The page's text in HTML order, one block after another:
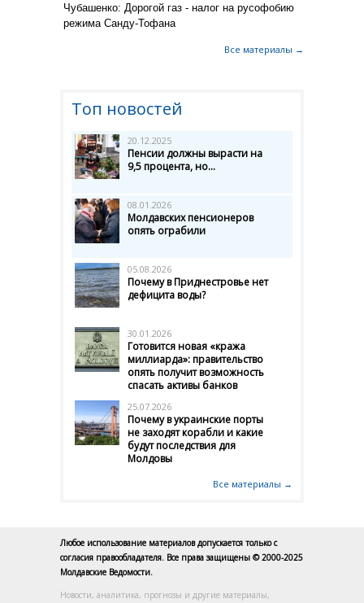
Чубашенко: Дорогой газ - налог на русофобию
режима Санду-Тофана
Все материалы →
Топ новостей
20.12.2025
Пенсии должны вырасти на
9,5 процента, но...
08.01.2026
Молдавских пенсионеров
опять ограбили
05.08.2026
Почему в Приднестровье нет
дефицита воды?
30.01.2026
Готовится новая «кража
миллиарда»: правительство
опять получит возможность
спасать активы банков
25.07.2026
Почему в украинские порты
не заходят корабли и какие
будут последствия для
Молдовы
Все материалы →
Любое использование материалов допускается только с
согласия правообладателя. Все права защищены © 2000-2025
Молдавские Ведомости.
Новости, аналитика, прогнозы и другие материалы,